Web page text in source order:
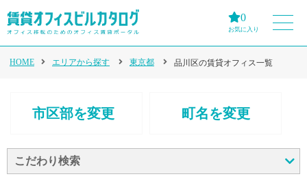
0
お気に入り
HOME エリアから探す 東京都 品川区の賃貸オフィス一覧
市区部を変更 町名を変更
こだわり検索